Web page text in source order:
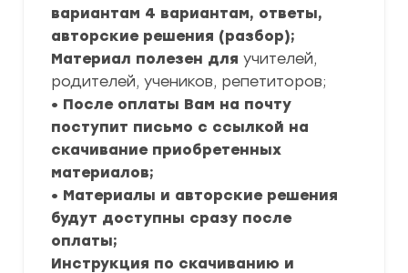
вариантам 4 вариантам, ответы,
авторские решения (разбор);
Материал полезен для учителей,
родителей, учеников, репетиторов;
• После оплаты Вам на почту
поступит письмо с ссылкой на
скачивание приобретенных
материалов;
• Материалы и авторские решения
будут доступны сразу после
оплаты;
Инструкция по скачиванию и